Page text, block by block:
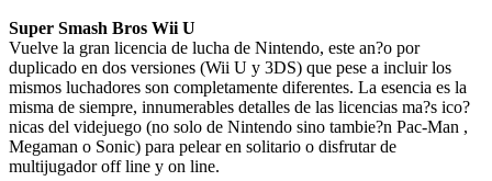
Super Smash Bros Wii U
Vuelve la gran licencia de lucha de Nintendo, este an?o por
duplicado en dos versiones (Wii U y 3DS) que pese a incluir los
mismos luchadores son completamente diferentes. La esencia es la
misma de siempre, innumerables detalles de las licencias ma?s ico?
nicas del videjuego (no solo de Nintendo sino tambie?n Pac-Man ,
Megaman o Sonic) para pelear en solitario o disfrutar de
multijugador off line y on line.